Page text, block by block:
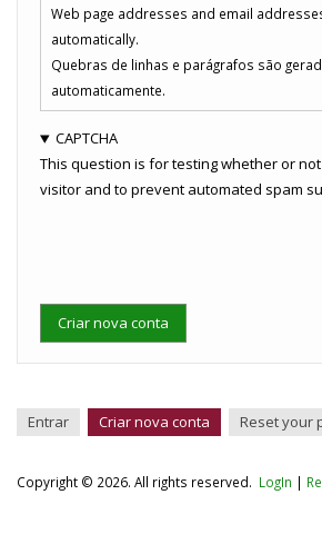
Web page addresses and email
automatically.
Quebras de linhas e parágrafos são
automaticamente.
CAPTCHA
This question is for testing whether or
visitor and to prevent automated spam
Abas
Entrar Criar nova conta (aba
ativa)
Reset your
Copyright © 2026. All rights reserved. LogIn |